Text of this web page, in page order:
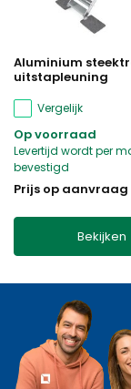
Aluminium
uitstapleuning
Vergelijk
Op voorraad
Levertijd wordt per
bevestigd
Prijs op aanvraag
Bekijken